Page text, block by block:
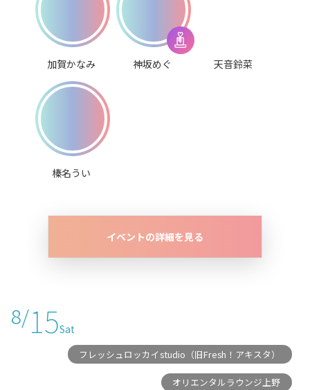
加賀かなみ 神坂めぐ 天音鈴菜
榛名うい
イベントの詳細を見る
8/15Sat
フレッシュロッカイstudio（旧Fresh！アキスタ）
オリエンタルラウンジ上野